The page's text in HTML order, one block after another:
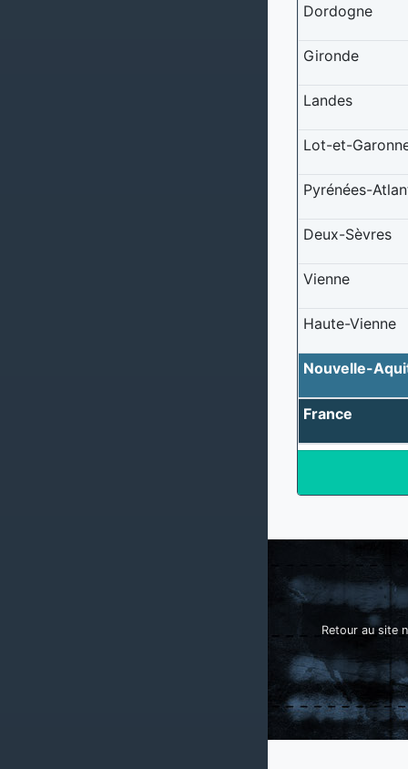
Dordogne
Gironde
Landes
Lot-et-
Pyrénées-
Deux-Sèvres
Vienne
Haute-Vienne
Nouvelle-
France
Retour au site